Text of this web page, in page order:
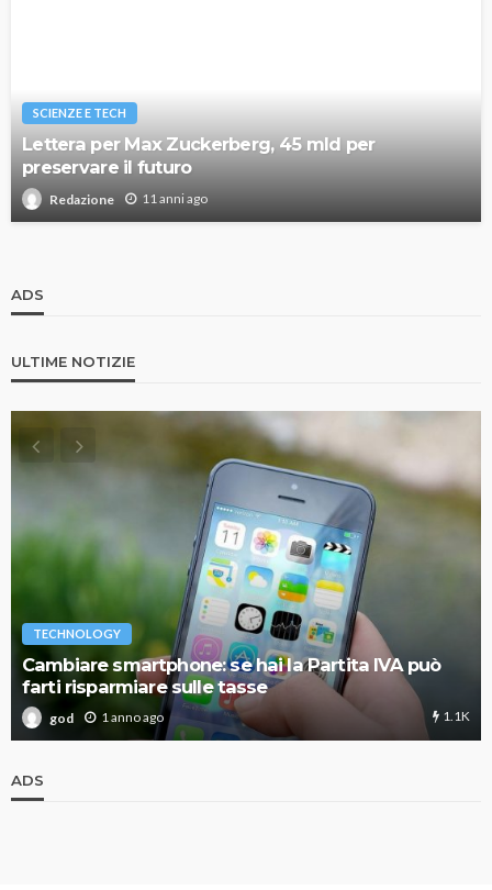
SCIENZE E TECH
Lettera per Max Zuckerberg, 45 mld per
preservare il futuro
Redazione 11 anni ago
ADS
ULTIME NOTIZIE
TECHNOLOGY
Cambiare smartphone: se hai la Partita IVA può
farti risparmiare sulle tasse
god 1 anno ago 1.1K
ADS